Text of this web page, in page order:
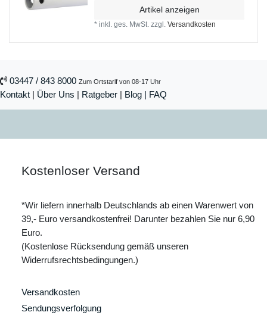
Artikel anzeigen
*inkl. ges. MwSt. zzgl.Versandkosten
03447 / 843 8000 Zum Ortstarif von 08-17 Uhr
Kontakt | Über Uns | Ratgeber | Blog | FAQ
Kostenloser Versand
*Wir liefern innerhalb Deutschlands ab einen Warenwert von
39,- Euro versandkostenfrei! Darunter bezahlen Sie nur 6,90
Euro.
(Kostenlose Rücksendung gemäß unseren
Widerrufsrechtsbedingungen.)
Versandkosten
Sendungsverfolgung